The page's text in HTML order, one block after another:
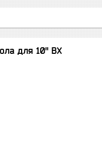
для 10" BX